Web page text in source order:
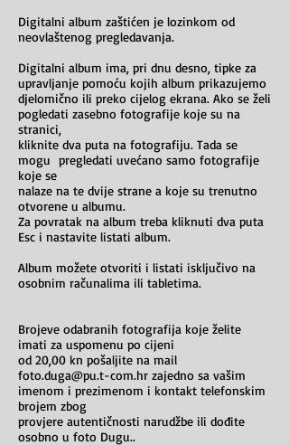
Digitalni album zaštićen je lozinkom od
neovlaštenog pregledavanja.
Digitalni album ima, pri dnu desno, tipke za
upravljanje pomoću kojih album prikazujemo
djelomično ili preko cijelog ekrana. Ako se želi
pogledati zasebno fotografije koje su na
stranici,
kliknite dva puta na fotografiju. Tada se
mogu pregledati uvećano samo fotografije
koje se
nalaze na te dvije strane a koje su trenutno
otvorene u albumu.
Za povratak na album treba kliknuti dva puta
Esc i nastavite listati album.
Album možete otvoriti i listati isključivo na
osobnim računalima ili tabletima.
Brojeve odabranih fotografija koje želite
imati za uspomenu po cijeni
od 20,00 kn pošaljite na mail
foto.duga@pu.t-com.hr zajedno sa vašim
imenom i prezimenom i kontakt telefonskim
brojem zbog
provjere autentičnosti narudžbe ili dođite
osobno u foto Dugu..